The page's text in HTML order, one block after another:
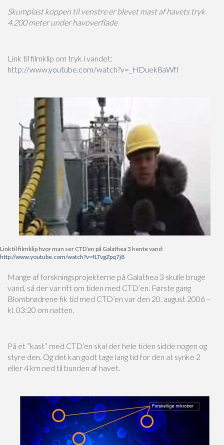
Skumplast koppen til venstre er blevet mast af havets tryk
4.200 meter under havoverflade
Link til filmklip om tryk i vandet:
http://www.youtube.com/watch?v=_HDuek8aWfI
Link til filmklip hvor man ser CTD’en på Galathea 3 hente vand:
http://www.youtube.com/watch?v=fLTvgZpq7j8
Mange af forskningsprojekterne på Galathea 3 skulle bruge
vand, så der var rift om tiden med CTD’en. Første gang
Blombrødrene fik tid med CTD’en var den 20. august 2006 –
kl. 03:20 om natten.
På et ”kast” med CTD’en skal der hele tiden sidde nogen og
styre den. Og det kan godt tage lang tid for den at synke 2
eller 4 km ned til bunden af havet.